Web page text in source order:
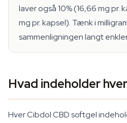
laver også 10% (16,66 mg pr.
mg pr. kapsel). Tænk i
sammenligningen langt
Hvad indeholder
Hver Cibdol CBD softgel